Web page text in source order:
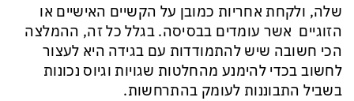
שלה, ולקחת אחריות כמובן על הקשיים האישיים או
הזוגיים אשר עומדים בבסיסה. בגלל כל זה, ההמלצה
הכי חשובה שיש להתמודדות עם בגידה היא לעצור
לחשוב בכדי להימנע מהחלטות שגויות וגיוס נכונות
בשביל התבוננות לעומק בהתרחשות.